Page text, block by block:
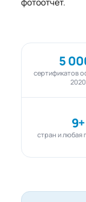
5
сертификатов
2020
9+
стран и любая